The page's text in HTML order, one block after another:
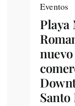
Eventos
Playa